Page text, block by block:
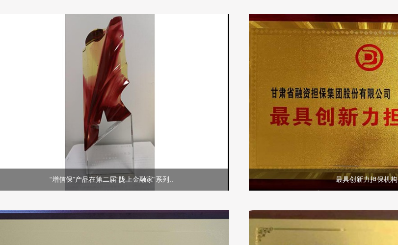
“增信保”产品在第二届“陇上金融家”系列.. 最具创新力担保机构